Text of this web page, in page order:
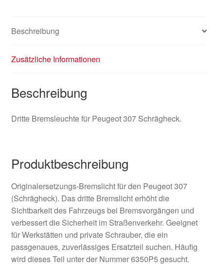
Beschreibung
Zusätzliche Informationen
Beschreibung
Dritte Bremsleuchte für Peugeot 307 Schrägheck.
Produktbeschreibung
Originalersetzungs-Bremslicht für den Peugeot 307
(Schrägheck). Das dritte Bremslicht erhöht die
Sichtbarkeit des Fahrzeugs bei Bremsvorgängen und
verbessert die Sicherheit im Straßenverkehr. Geeignet
für Werkstätten und private Schrauber, die ein
passgenaues, zuverlässiges Ersatzteil suchen. Häufig
wird dieses Teil unter der Nummer 6350P5 gesucht.